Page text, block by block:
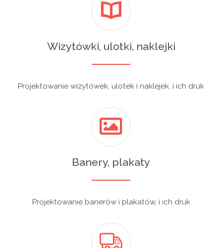
Wizytówki, ulotki, naklejki
Projektowanie wizytówek, ulotek i naklejek, i ich druk
Banery, plakaty
Projektowanie banerów i plakatów, i ich druk